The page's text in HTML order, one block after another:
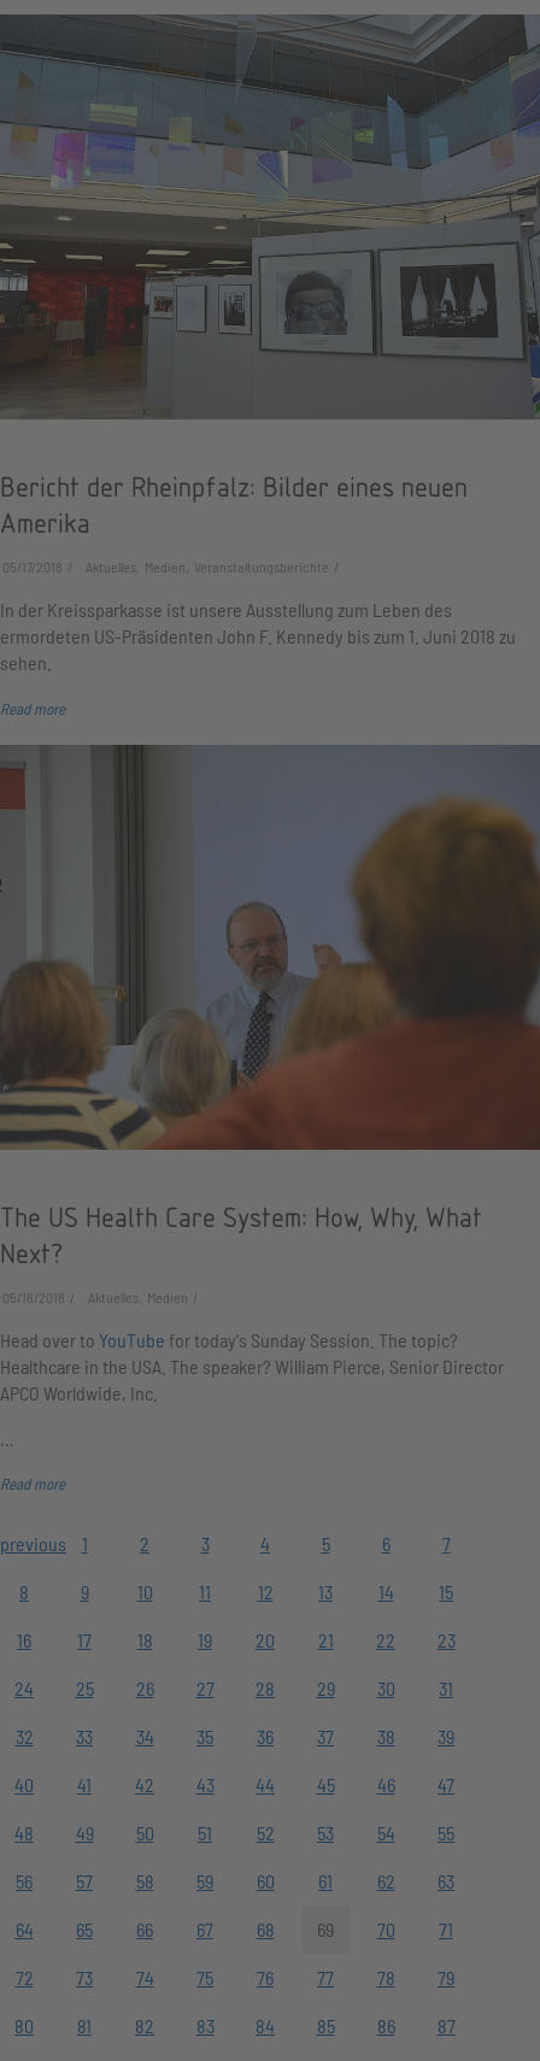
Bericht der Rheinpfalz: Bilder eines neuen
Amerika
05/17/2018 Aktuelles, Medien, Veranstaltungsberichte
In der Kreissparkasse ist unsere Ausstellung zum Leben des
ermordeten US-Präsidenten John F. Kennedy bis zum 1. Juni 2018 zu
sehen.
Read more
The US Health Care System: How, Why, What
Next?
05/16/2018 Aktuelles, Medien
Head over to YouTube for today's Sunday Session. The topic?
Healthcare in the USA. The speaker? William Pierce, Senior Director
APCO Worldwide, Inc.
Read more
previous 1 2 3 4 5 6 7
8 9 10 11 12 13 14 15
16 17 18 19 20 21 22 23
24 25 26 27 28 29 30 31
32 33 34 35 36 37 38 39
40 41 42 43 44 45 46 47
48 49 50 51 52 53 54 55
56 57 58 59 60 61 62 63
64 65 66 67 68 69 70 71
72 73 74 75 76 77 78 79
80 81 82 83 84 85 86 87